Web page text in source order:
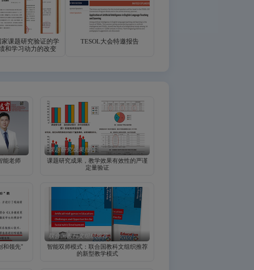
家课题研究验证的学
和学习动力的改变
TESOL大会特邀报告
能老师
课题研究成果报告
课题研究成果，教学效果有效性的严谨
定量验证
和领先"
联合国教科文组织推荐
智能双师模式：联合国教科文组织推荐
的新型教学模式